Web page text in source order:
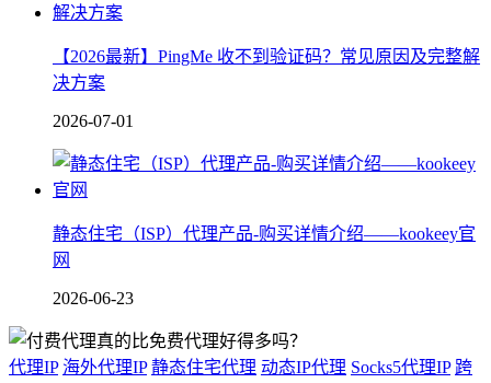
【2026最新】PingMe 收不到验证码？常见原因及完整解
决方案
2026-07-01
静态住宅（ISP）代理产品-购买详情介绍——kookeey官
网
2026-06-23
代理IP 海外代理IP 静态住宅代理 动态IP代理 Socks5代理IP 跨